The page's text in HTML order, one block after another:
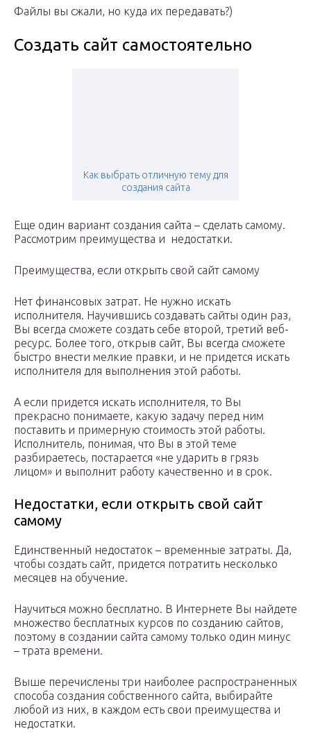
Файлы вы сжали, но куда их передавать?)
Создать сайт самостоятельно
Как выбрать отличную тему для
создания сайта
Еще один вариант создания сайта – сделать самому.
Рассмотрим преимущества и недостатки.
Преимущества, если открыть свой сайт самому
Нет финансовых затрат. Не нужно искать
исполнителя. Научившись создавать сайты один раз,
Вы всегда сможете создать себе второй, третий веб-
ресурс. Более того, открыв сайт, Вы всегда сможете
быстро внести мелкие правки, и не придется искать
исполнителя для выполнения этой работы.
А если придется искать исполнителя, то Вы
прекрасно понимаете, какую задачу перед ним
поставить и примерную стоимость этой работы.
Исполнитель, понимая, что Вы в этой теме
разбираетесь, постарается «не ударить в грязь
лицом» и выполнит работу качественно и в срок.
Недостатки, если открыть свой сайт
самому
Единственный недостаток – временные затраты. Да,
чтобы создать сайт, придется потратить несколько
месяцев на обучение.
Научиться можно бесплатно. В Интернете Вы найдете
множество бесплатных курсов по созданию сайтов,
поэтому в создании сайта самому только один минус
– трата времени.
Выше перечислены три наиболее распространенных
способа создания собственного сайта, выбирайте
любой из них, в каждом есть свои преимущества и
недостатки.